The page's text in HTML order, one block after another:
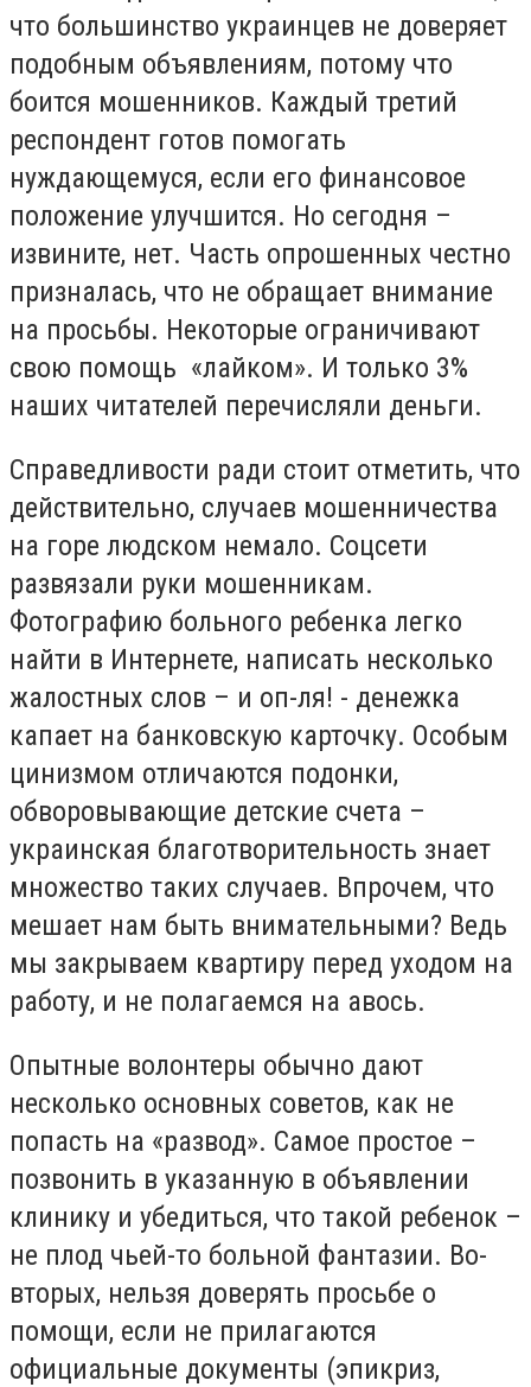
что большинство украинцев не доверяет
подобным объявлениям, потому что
боится мошенников. Каждый третий
респондент готов помогать
нуждающемуся, если его финансовое
положение улучшится. Но сегодня –
извините, нет. Часть опрошенных честно
призналась, что не обращает внимание
на просьбы. Некоторые ограничивают
свою помощь «лайком». И только 3%
наших читателей перечисляли деньги.
Справедливости ради стоит отметить, что
действительно, случаев мошенничества
на горе людском немало. Соцсети
развязали руки мошенникам.
Фотографию больного ребенка легко
найти в Интернете, написать несколько
жалостных слов – и оп-ля! - денежка
капает на банковскую карточку. Особым
цинизмом отличаются подонки,
обворовывающие детские счета –
украинская благотворительность знает
множество таких случаев. Впрочем, что
мешает нам быть внимательными? Ведь
мы закрываем квартиру перед уходом на
работу, и не полагаемся на авось.
Опытные волонтеры обычно дают
несколько основных советов, как не
попасть на «развод». Самое простое –
позвонить в указанную в объявлении
клинику и убедиться, что такой ребенок –
не плод чьей-то больной фантазии. Во-
вторых, нельзя доверять просьбе о
помощи, если не прилагаются
официальные документы (эпикриз,